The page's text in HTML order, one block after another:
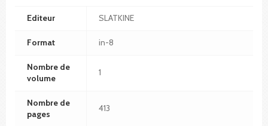
Editeur SLATKINE
Format in-8
Nombre de
volume
1
Nombre de
pages
413